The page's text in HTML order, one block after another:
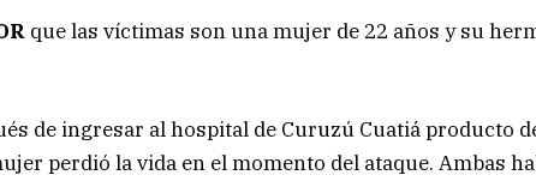
que las víctimas son una mujer de 22 años y su
de ingresar al hospital de Curuzú Cuatiá producto
perdió la vida en el momento del ataque. Ambas